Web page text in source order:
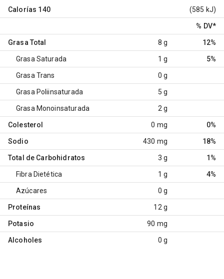
Calorías 140 (585 kJ)
% DV*
Grasa Total 8 g 12%
Grasa Saturada 1 g 5%
Grasa Trans 0 g
Grasa Poliinsaturada 5 g
Grasa Monoinsaturada 2 g
Colesterol 0 mg 0%
Sodio 430 mg 18%
Total de Carbohidratos 3 g 1%
Fibra Dietética 1 g 4%
Azúcares 0 g
Proteínas 12 g
Potasio 90 mg
Alcoholes 0 g